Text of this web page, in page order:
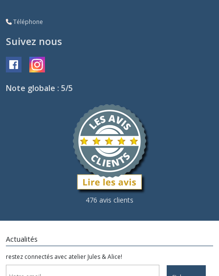
(4)
PHOEBE
(4)
Les
(2)
Téléphone
Suivez nous
Note globale : 5/5
476 avis clients
Actualités
restez connectés avec atelier Jules & Alice!